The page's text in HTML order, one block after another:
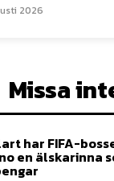
2026
Missa
har FIFA-
en älskarinna